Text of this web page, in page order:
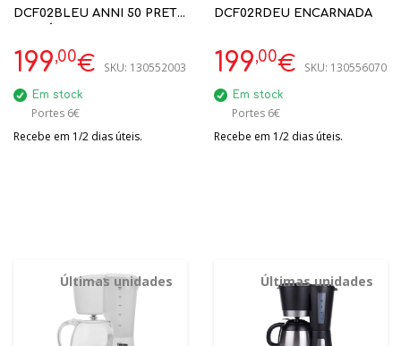
DCF02BLEU ANNI 50 PRETA
199,00€ SKU: 130552003
Em stock
Portes 6€
Recebe em 1/2 dias úteis.
DCF02RDEU ENCARNADA
199,00€ SKU: 130556070
Em stock
Portes 6€
Recebe em 1/2 dias úteis.
Últimas unidades Últimas unidades